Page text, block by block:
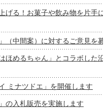
げる！お菓子や飲み物を片手に
（中間案）に対するご意見を募
ほめるちゃん」とコラボした沿
ミナツドエ」を開催します
の入札販売を実施します